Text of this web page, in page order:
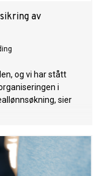
av
og vi har stått
i
sier